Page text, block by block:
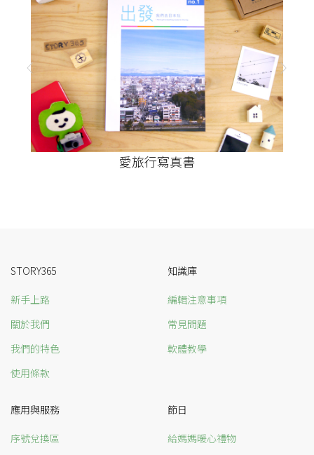
愛旅行寫真書
STORY365
新手上路
關於我們
我們的特色
使用條款
知識庫
編輯注意事項
常見問題
軟體教學
應用與服務
序號兌換區
節日
給媽媽暖心禮物